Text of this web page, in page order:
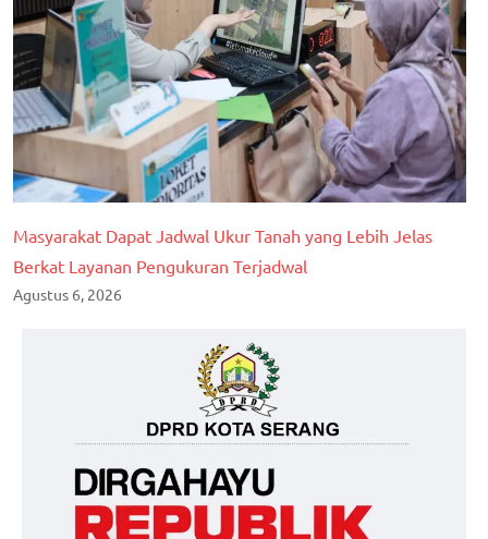
Masyarakat Dapat Jadwal Ukur Tanah yang Lebih Jelas
Berkat Layanan Pengukuran Terjadwal
Agustus 6, 2026